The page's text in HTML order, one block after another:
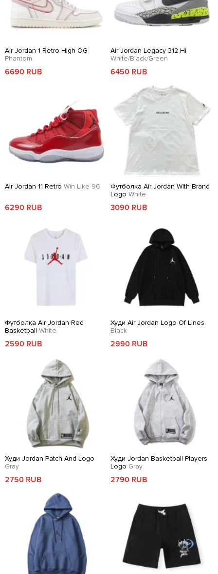
Air Jordan 1 Retro High OG
Phantom
6690 RUB
Air Jordan Legacy 312 Hi
White/Black/Green
6450 RUB
Air Jordan 11 Retro Win Like 96
6290 RUB
Футболка Air Jordan With Brand
Logo White
3090 RUB
Футболка Air Jordan Red
Basketball White
2590 RUB
Худи Air Jordan Logo Of Lines
Black
2990 RUB
Худи Jordan Patch And Logo
Gray
2750 RUB
Худи Jordan Basketball Players
Logo Gray
2790 RUB